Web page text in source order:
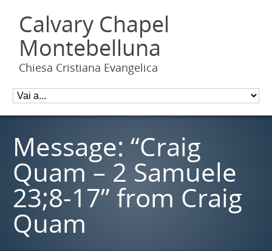
Calvary Chapel
Montebelluna
Chiesa Cristiana Evangelica
Message: “Craig
Quam – 2 Samuele
23;8-17” from Craig
Quam